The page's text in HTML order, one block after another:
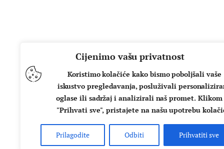
Cijenimo vašu privatnost
Koristimo kolačiće kako bismo poboljšali vaše
iskustvo pregledavanja, posluživali
oglase ili sadržaj i analizirali naš promet. Klikom
"Prihvati sve", pristajete na našu upotrebu
Prilagodite Odbiti Prihvatiti sve